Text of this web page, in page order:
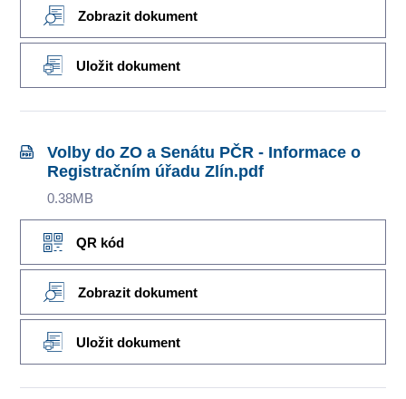
Zobrazit dokument
Uložit dokument
Volby do ZO a Senátu PČR - Informace o
Registračním úřadu Zlín.pdf
0.38MB
QR kód
Zobrazit dokument
Uložit dokument